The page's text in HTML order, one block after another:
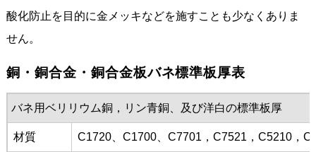
酸化防止を目的に金メッキなどを施すことも少なくありま
せん。
銅・銅合金・銅合金板バネ標準板厚表
バネ用ベリリウム銅，リン青銅、及び洋白の標準板厚
材質 C1720、C1700、C7701，C7521，C5210，